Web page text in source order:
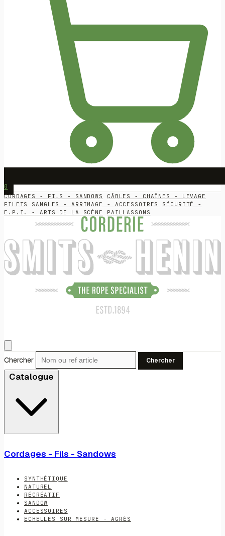
0
CORDAGES - FILS - SANDOWS
CÂBLES - CHAÎNES - LEVAGE
FILETS
SANGLES - ARRIMAGE - ACCESSOIRES
SÉCURITÉ -
E.P.I. - ARTS DE LA SCÈNE
PAILLASSONS
Chercher Chercher
Catalogue
Cordages - Fils - Sandows
SYNTHÉTIQUE
NATUREL
RÉCRÉATIF
SANDOW
ACCESSOIRES
ECHELLES SUR MESURE - AGRÈS